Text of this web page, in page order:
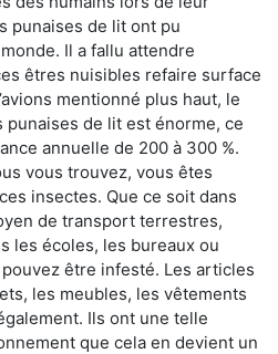
punaises de lit ont pu
Il a fallu attendre
êtres nuisibles refaire surface
mentionné plus haut, le
punaises de lit est énorme, ce
annuelle de 200 à 300 %.
vous trouvez, vous êtes
insectes. Que ce soit dans
de transport terrestres,
les écoles, les bureaux ou
être infesté. Les articles
les meubles, les vêtements
Ils ont une telle
que cela en devient un